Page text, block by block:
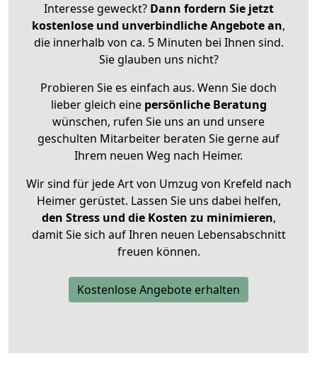
Interesse geweckt? Dann fordern Sie jetzt
kostenlose und unverbindliche Angebote an,
die innerhalb von ca. 5 Minuten bei Ihnen sind.
Sie glauben uns nicht?
Probieren Sie es einfach aus. Wenn Sie doch
lieber gleich eine persönliche Beratung
wünschen, rufen Sie uns an und unsere
geschulten Mitarbeiter beraten Sie gerne auf
Ihrem neuen Weg nach Heimer.
Wir sind für jede Art von Umzug von Krefeld nach
Heimer gerüstet. Lassen Sie uns dabei helfen,
den Stress und die Kosten zu minimieren,
damit Sie sich auf Ihren neuen Lebensabschnitt
freuen können.
Kostenlose Angebote erhalten